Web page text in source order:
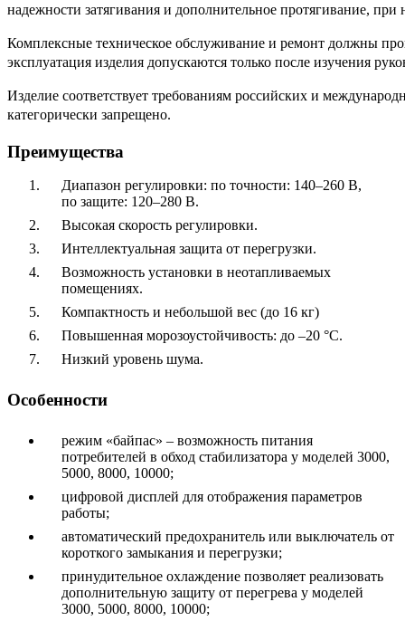
надежности затягивания и дополнительное протягивание,
Комплексные техническое обслуживание и ремонт должны
эксплуатация изделия допускаются только после изучения
Изделие соответствует требованиям российских и
категорически запрещено.
Преимущества
Диапазон регулировки: по точности: 140–260 В,
по защите: 120–280 В.
Высокая скорость регулировки.
Интеллектуальная защита от перегрузки.
Возможность установки в неотапливаемых
помещениях.
Компактность и небольшой вес (до 16 кг)
Повышенная морозоустойчивость: до –20 °С.
Низкий уровень шума.
Особенности
режим «байпас» – возможность питания
потребителей в обход стабилизатора у моделей 3000,
5000, 8000, 10000;
цифровой дисплей для отображения параметров
работы;
автоматический предохранитель или выключатель от
короткого замыкания и перегрузки;
принудительное охлаждение позволяет реализовать
дополнительную защиту от перегрева у моделей
3000, 5000, 8000, 10000;